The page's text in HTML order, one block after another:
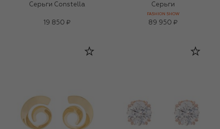
Серьги Constella
19 850 ₽
Серьги
FASHION SHOW
89 950 ₽